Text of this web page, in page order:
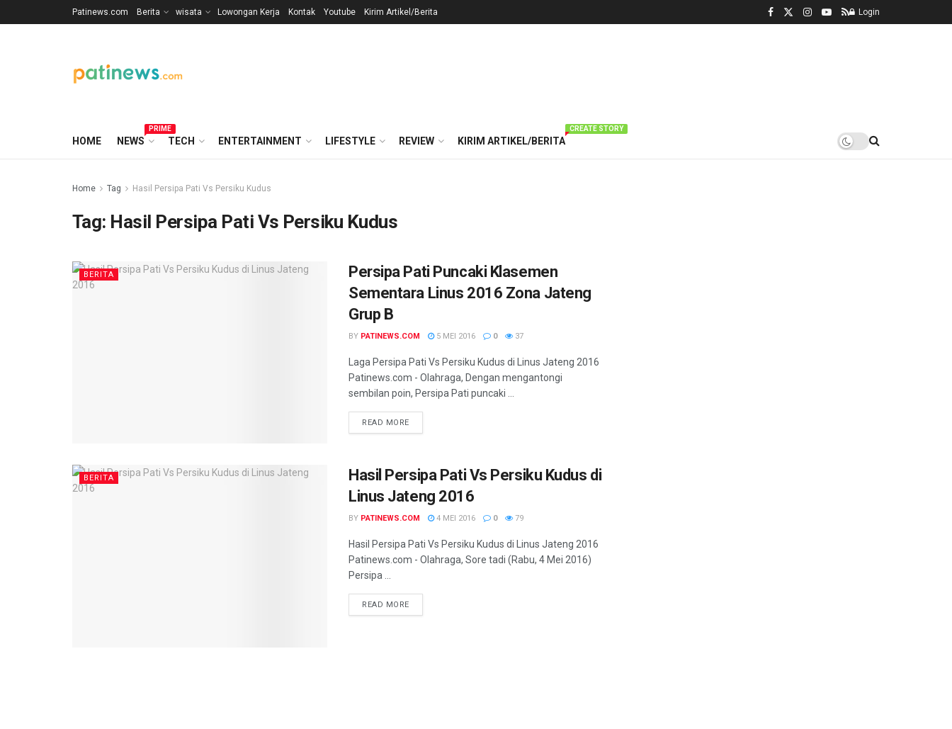
Patinews.com Berita wisata Lowongan Kerja Kontak Youtube Kirim Artikel/Berita Login
HOME NEWS
PRIME
TECH ENTERTAINMENT LIFESTYLE REVIEW KIRIM ARTIKEL/BERITA
CREATE STORY
Home Tag Hasil Persipa Pati Vs Persiku Kudus
Tag: Hasil Persipa Pati Vs Persiku Kudus
BERITA
Persipa Pati Puncaki Klasemen
Sementara Linus 2016 Zona Jateng
Grup B
BY PATINEWS.COM 5 MEI 2016 0 37
Laga Persipa Pati Vs Persiku Kudus di Linus Jateng 2016
Patinews.com - Olahraga, Dengan mengantongi
sembilan poin, Persipa Pati puncaki ...
READ MOREDETAILS
BERITA
Hasil Persipa Pati Vs Persiku Kudus di
Linus Jateng 2016
BY PATINEWS.COM 4 MEI 2016 0 79
Hasil Persipa Pati Vs Persiku Kudus di Linus Jateng 2016
Patinews.com - Olahraga, Sore tadi (Rabu, 4 Mei 2016)
Persipa ...
READ MOREDETAILS